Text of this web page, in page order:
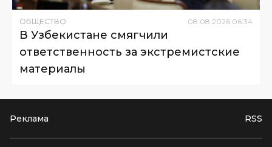
ОБЩЕСТВО 08.08.2026 06:34
В Узбекистане смягчили
ответственность за экстремистские
материалы
Реклама RSS